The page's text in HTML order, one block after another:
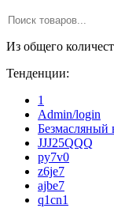
Из общего
Тенденции:
1
Admin/login
Безмасляный
JJJ25QQQ
py7v0
z6je7
ajbe7
q1cn1